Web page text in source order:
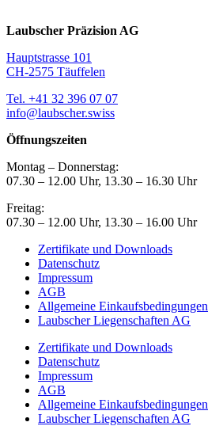
Laubscher Präzision AG
Hauptstrasse 101
CH-2575 Täuffelen
Tel. +41 32 396 07 07
info@laubscher.swiss
Öffnungszeiten
Montag – Donnerstag:
07.30 – 12.00 Uhr, 13.30 – 16.30 Uhr
Freitag:
07.30 – 12.00 Uhr, 13.30 – 16.00 Uhr
Zertifikate und Downloads
Datenschutz
Impressum
AGB
Allgemeine Einkaufsbedingungen
Laubscher Liegenschaften AG
Zertifikate und Downloads
Datenschutz
Impressum
AGB
Allgemeine Einkaufsbedingungen
Laubscher Liegenschaften AG